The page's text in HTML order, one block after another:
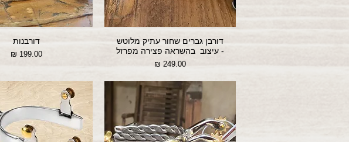
דורבן גברים שחור עתיק מלוטש
- עיצוב בהשראה פצירה מפרזל
מחיר‏249.00 ‏₪
דורבנות
מחיר